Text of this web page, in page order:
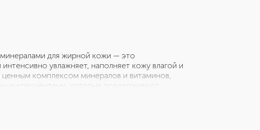
для жирной кожи — это
увлажняет, наполняет кожу влагой и
комплексом минералов и витаминов,
ингредиентами, которые поддерживают
действием и предотвращают